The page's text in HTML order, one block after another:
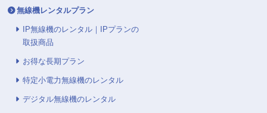
無線機レンタルプラン
IP無線機のレンタル｜IPプランの
取扱商品
お得な長期プラン
特定小電力無線機のレンタル
デジタル無線機のレンタル